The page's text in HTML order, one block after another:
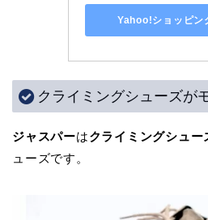
Yahoo!ショッピン
クライミングシューズが
ジャスパーはクライミングシュー
ューズです。